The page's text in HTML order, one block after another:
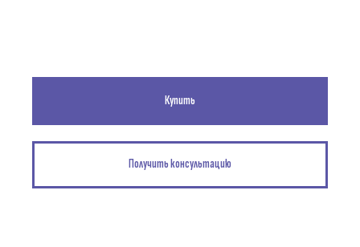
Купить
Получить консультацию